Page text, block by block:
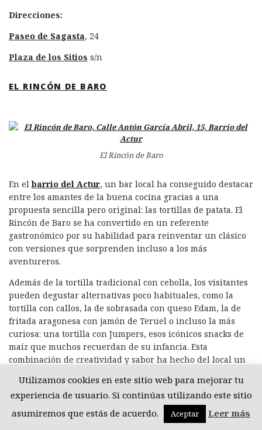
Direcciones:
Paseo de Sagasta, 24
Plaza de los Sitios s/n
EL RINCÓN DE BARO
El Rincón de Baro
En elbarrio del Actur, un bar local ha conseguido destacar
entre los amantes de la buena cocina gracias a una
propuesta sencilla pero original: las tortillas de patata. El
Rincón de Baro se ha convertido en un referente
gastronómico por su habilidad para reinventar un clásico
con versiones que sorprenden incluso a los más
aventureros.
Además de la tortilla tradicional con cebolla, los visitantes
pueden degustar alternativas poco habituales, como la
tortilla con callos, la de sobrasada con queso Edam, la de
fritada aragonesa con jamón de Teruel o incluso la más
curiosa: una tortilla con Jumpers, esos icónicos snacks de
maíz que muchos recuerdan de su infancia. Esta
combinación de creatividad y sabor ha hecho del local un
originales y contundentes.
El éxito de El Rincón de Baro no se debe solo a sus platos. El
trato cercano del personal y el ambiente acogedor reflejan
Utilizamos cookies en este sitio web para mejorar tu
experiencia de usuario. Si continúas utilizando este sitio
asumiremos que estás de acuerdo.
Aceptar Leer más